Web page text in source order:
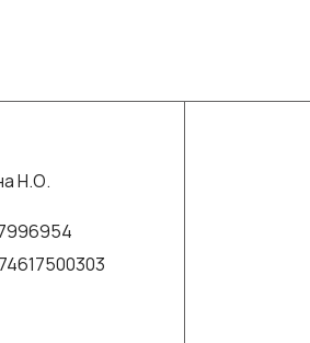
Н.О.